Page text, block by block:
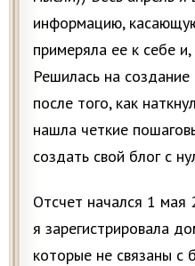
информацию,
примеряла ее к себе
Решилась на
после того, как
нашла четкие
создать свой блог с
Отсчет начался 1 мая
я зарегистрировала
которые не связаны с